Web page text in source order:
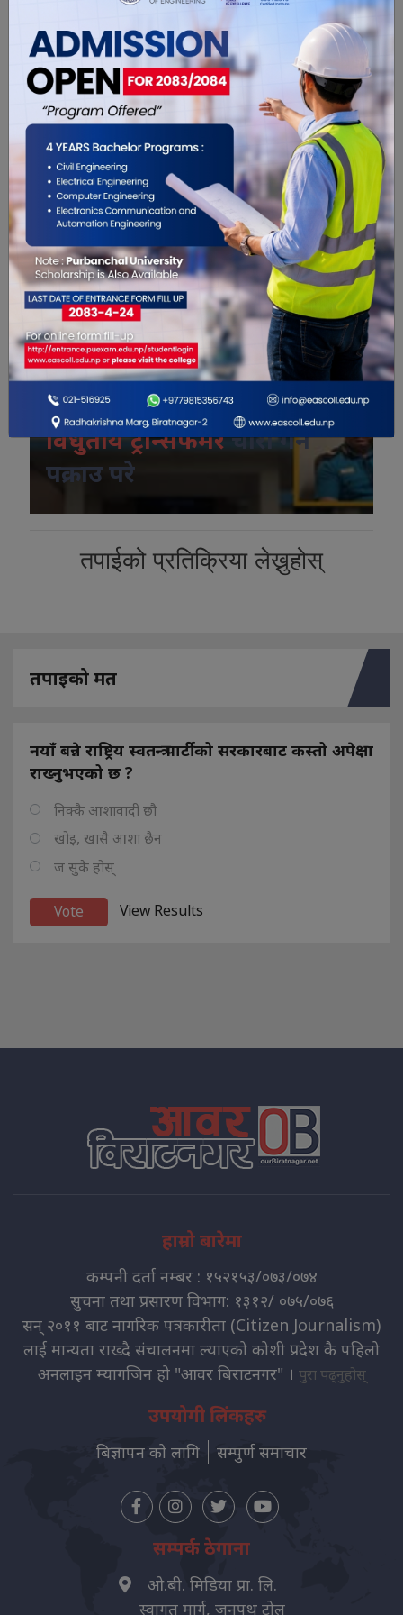
विशेष भिडियो
विशेष भिडियो
कोशी प्रदेशमा श्रृंङखलावद्व
विधुतीय ट्रान्सफर्मरचोरी गर्ने
पक्राउ परे
तपाईको प्रतिक्रिया लेख्नुहोस्
तपाइको मत
नयाँ बन्ने राष्ट्रिय स्वतन्त्र पार्टीको सरकारबाट कस्तो अपेक्षा
राख्नुभएको छ ?
निक्कै आशावादी छौ
खोइ, खासै आशा छैन
ज सुकै होस्
View Results
हाम्रो बारेमा
कम्पनी दर्ता नम्बर : १५२१५३/०७३/०७४
सुचना तथा प्रसारण विभाग: १३१२/ ०७५/०७६
सन् २०११ बाट नागरिक पत्रकारीता (Citizen Journalism)
लाई मान्यता राख्दै संचालनमा ल्याएको कोशी प्रदेश कै पहिलो
अनलाइन म्यागजिन हो "आवर बिराटनगर" । पुरा पढ्नुहोस्
उपयोगी लिंकहरु
बिज्ञापन को लागि सम्पुर्ण समाचार
सम्पर्क ठेगाना
ओ.बी. मिडिया प्रा. लि.
स्वागत मार्ग, जनपथ टोल